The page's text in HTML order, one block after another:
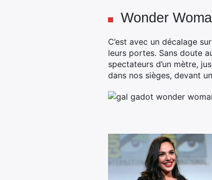
Wonder
C’est avec un décalage
leurs portes. Sans doute
spectateurs d’un mètre,
dans nos sièges, devant